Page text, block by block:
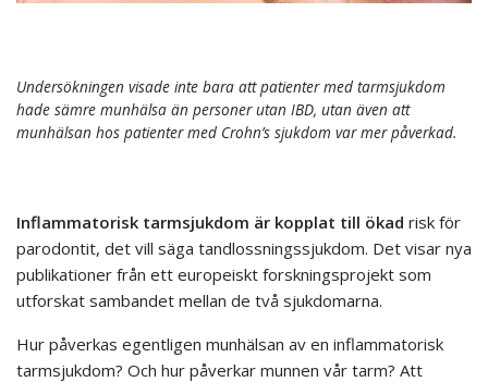
Undersökningen visade inte bara att patienter med tarmsjukdom
hade sämre munhälsa än personer utan IBD, utan även att
munhälsan hos patienter med Crohn’s sjukdom var mer påverkad.
Inflammatorisk tarmsjukdom är kopplat till ökad risk för
parodontit, det vill säga tandlossningssjukdom. Det visar nya
publikationer från ett europeiskt forskningsprojekt som
utforskat sambandet mellan de två sjukdomarna.
Hur påverkas egentligen munhälsan av en inflammatorisk
tarmsjukdom? Och hur påverkar munnen vår tarm? Att